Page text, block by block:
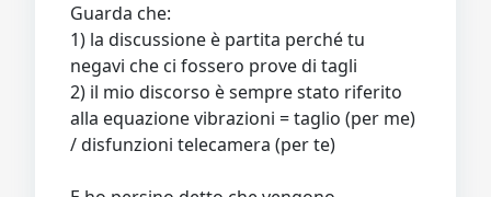
Guarda che:
1) la discussione è partita perché tu
negavi che ci fossero prove di tagli
2) il mio discorso è sempre stato riferito
alla equazione vibrazioni = taglio (per me)
/ disfunzioni telecamera (per te)